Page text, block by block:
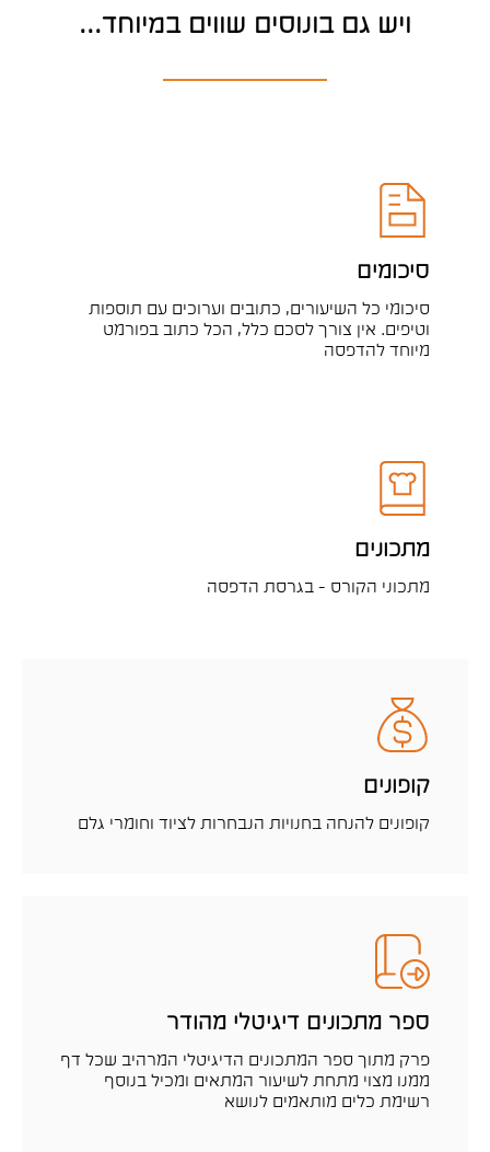
ויש גם בונוסים שווים במיוחד...
סיכומים
סיכומי כל השיעורים, כתובים וערוכים עם תוספות
וטיפים. אין צורך לסכם כלל, הכל כתוב בפורמט
מיוחד להדפסה
מתכונים
מתכוני הקורס - בגרסת הדפסה
קופונים
קופונים להנחה בחנויות הנבחרות לציוד וחומרי גלם
ספר מתכונים דיגיטלי מהודר
פרק מתוך ספר המתכונים הדיגיטלי המרהיב שכל דף
ממנו מצוי מתחת לשיעור המתאים ומכיל בנוסף
רשימת כלים מותאמים לנושא